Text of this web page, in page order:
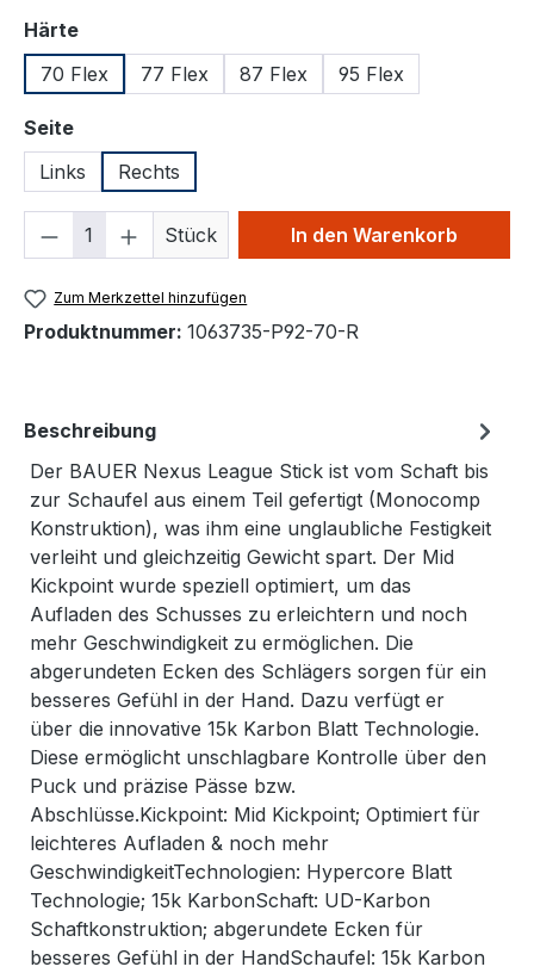
Härteauswählen
70 Flex
77 Flex 87 Flex 95 Flex
Seiteauswählen
Links
Rechts
Produkt Anzahl: Gib den
Stück In den Warenkorb
Zum Merkzettel hinzufügen
Produktnummer: 1063735-P92-70-R
Beschreibung
Der BAUER Nexus League Stick ist vom Schaft bis
zur Schaufel aus einem Teil gefertigt (Monocomp
Konstruktion), was ihm eine unglaubliche Festigkeit
verleiht und gleichzeitig Gewicht spart. Der Mid
Kickpoint wurde speziell optimiert, um das
Aufladen des Schusses zu erleichtern und noch
mehr Geschwindigkeit zu ermöglichen. Die
abgerundeten Ecken des Schlägers sorgen für ein
besseres Gefühl in der Hand. Dazu verfügt er
über die innovative 15k Karbon Blatt Technologie.
Diese ermöglicht unschlagbare Kontrolle über den
Puck und präzise Pässe bzw.
Abschlüsse.Kickpoint: Mid Kickpoint; Optimiert für
leichteres Aufladen & noch mehr
GeschwindigkeitTechnologien: Hypercore Blatt
Technologie; 15k KarbonSchaft: UD-Karbon
Schaftkonstruktion; abgerundete Ecken für
besseres Gefühl in der HandSchaufel: 15k Karbon